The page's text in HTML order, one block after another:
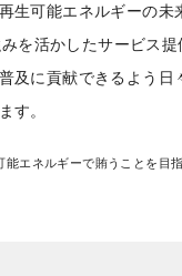
生可能エネルギーの未
を活かしたサービス
及に貢献できるよう日
す。
エネルギーで賄うことを目